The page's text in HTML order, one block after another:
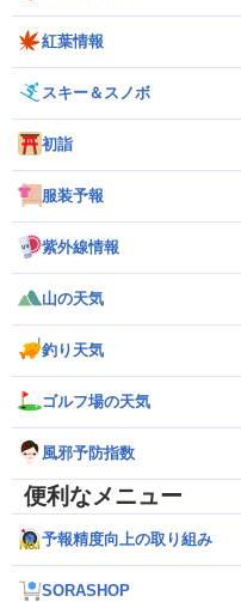
紅葉情報
スキー＆スノボ
初詣
服装予報
紫外線情報
山の天気
釣り天気
ゴルフ場の天気
風邪予防指数
便利なメニュー
予報精度向上の取り組み
SORASHOP